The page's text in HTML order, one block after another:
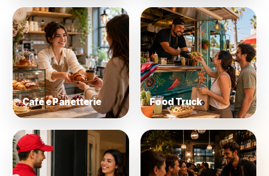
Ristorazione Casual Ristoranti
Cucina Asiatica e
Fast Food e